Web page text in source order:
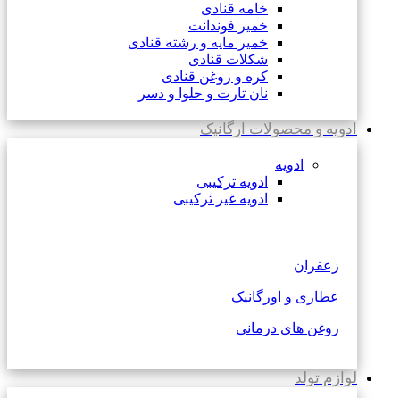
خامه قنادی
خمیر فوندانت
خمیر مایه و رشته قنادی
شکلات قنادی
کره و روغن قنادی
نان تارت و حلوا و دسر
ادویه و محصولات ارگانیک
ادویه
ادویه ترکیبی
ادویه غیر ترکیبی
زعفران
عطاری و اورگانیک
روغن های درمانی
لوازم تولد